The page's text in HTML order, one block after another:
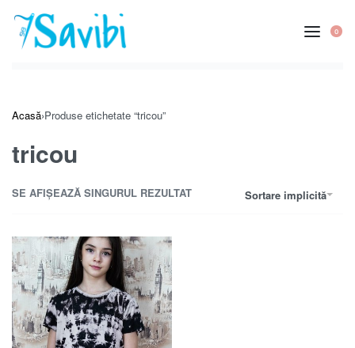
0
Acasă›Produse etichetate “tricou”
tricou
SE AFIȘEAZĂ SINGURUL REZULTAT Sortare implicită